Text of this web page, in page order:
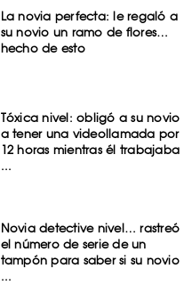
La novia perfecta: le regaló a
su novio un ramo de flores…
hecho de esto
Tóxica nivel: obligó a su novio
a tener una videollamada por
12 horas mientras él trabajaba
...
Novia detective nivel… rastreó
el número de serie de un
tampón para saber si su novio
...